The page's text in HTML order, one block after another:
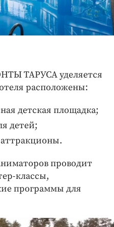
ТАРУСА уделяется
расположены:
детская площадка;
детей;
проводит
классы,
программы для